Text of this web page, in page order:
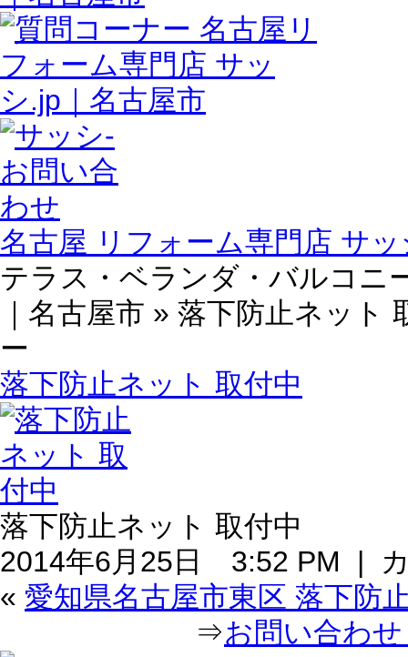
名古屋 リフォーム専門店 サ
テラス・ベランダ・バルコニ
｜名古屋市 » 落下防止ネッ
ー
落下防止ネット 取付中
落下防止ネット 取付中
2014年6月25日 3:52 PM |
« 愛知県名古屋市東区 落下防
⇒お問い合わ